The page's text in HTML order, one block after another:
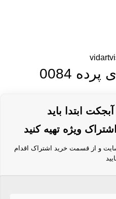
0084
ابتدا باید
ویژه تهیه کنید
و از قسمت خرید اشتراک اقدام